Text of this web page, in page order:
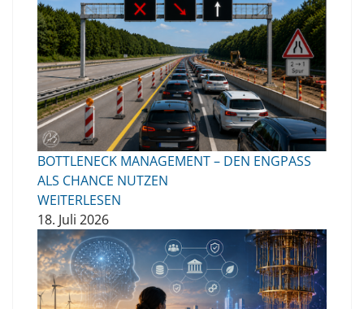
BOTTLENECK MANAGEMENT – DEN ENGPASS
ALS CHANCE NUTZEN
WEITERLESEN
18. Juli 2026